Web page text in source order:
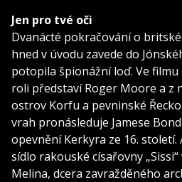
Jen pro tvé oči
Dvanácté pokračování o
hned v úvodu zavede do
potopila špionážní loď. Ve
roli představí Roger Moore a z
ostrov Korfu a pevninské
vrah pronásleduje Jamese
opevnění Kerkyra ze 16.
sídlo rakouské císařovny
Melina, dcera zavražděného